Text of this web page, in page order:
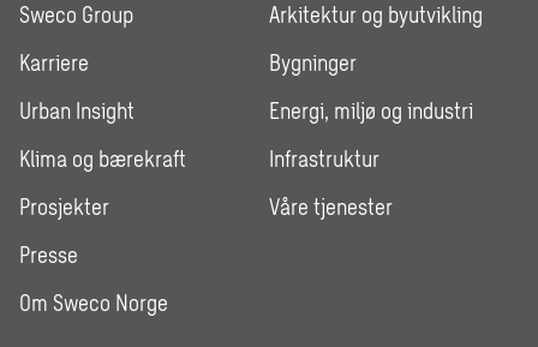
Sweco Group
Karriere
Urban Insight
Klima og bærekraft
Prosjekter
Presse
Om Sweco Norge
Arkitektur og byutvikling
Bygninger
Energi, miljø og industri
Infrastruktur
Våre tjenester